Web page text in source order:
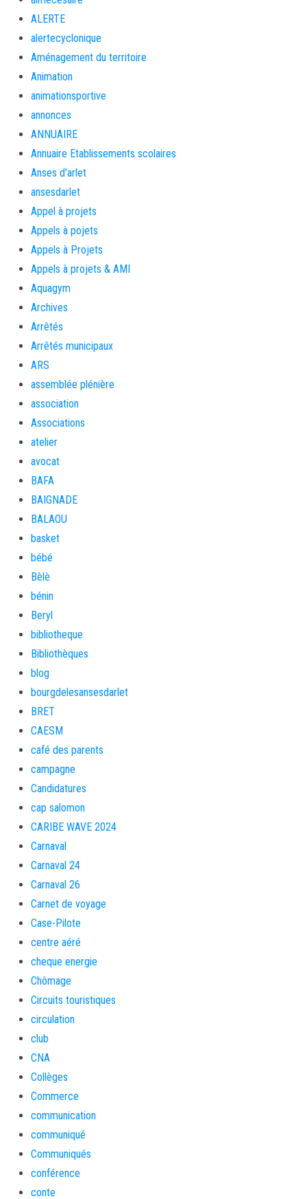
ALERTE
alertecyclonique
Aménagement du territoire
Animation
animationsportive
annonces
ANNUAIRE
Annuaire Etablissements scolaires
Anses d'arlet
ansesdarlet
Appel à projets
Appels à pojets
Appels à Projets
Appels à projets & AMI
Aquagym
Archives
Arrêtés
Arrêtés municipaux
ARS
assemblée plénière
association
Associations
atelier
avocat
BAFA
BAIGNADE
BALAOU
basket
bébé
Bèlè
bénin
Beryl
bibliotheque
Bibliothèques
blog
bourgdelesansesdarlet
BRET
CAESM
café des parents
campagne
Candidatures
cap salomon
CARIBE WAVE 2024
Carnaval
Carnaval 24
Carnaval 26
Carnet de voyage
Case-Pilote
centre aéré
cheque energie
Chômage
Circuits touristiques
circulation
club
CNA
Collèges
Commerce
communication
communiqué
Communiqués
conférence
conte